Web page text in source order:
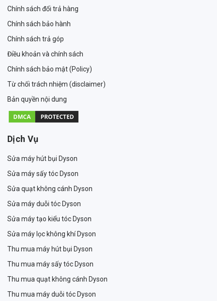
Chính sách đổi trả hàng
Chính sách bảo hành
Chính sách trả góp
Điều khoản và chính sách
Chính sách bảo mật (Policy)
Từ chối trách nhiệm (disclaimer)
Bản quyền nội dung
Dịch Vụ
Sửa máy hút bụi Dyson
Sửa máy sấy tóc Dyson
Sửa quạt không cánh Dyson
Sửa máy duỗi tóc Dyson
Sửa máy tạo kiểu tóc Dyson
Sửa máy lọc không khí Dyson
Thu mua máy hút bụi Dyson
Thu mua máy sấy tóc Dyson
Thu mua quạt không cánh Dyson
Thu mua máy duỗi tóc Dyson